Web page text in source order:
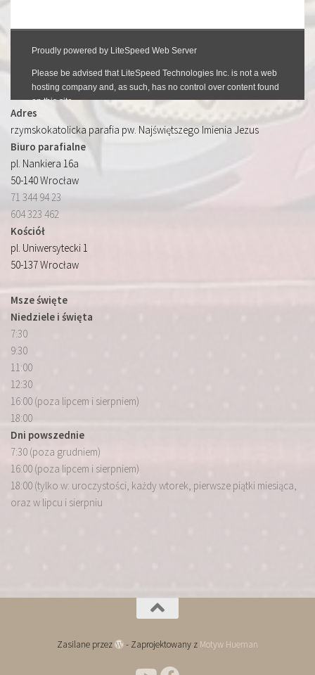
Adres
rzymskokatolicka parafia pw. Najświętszego Imienia Jezus
Biuro parafialne
pl. Nankiera 16a
50-140 Wrocław
71 344 94 23
604 323 462
Kościół
pl. Uniwersytecki 1
50-137 Wrocław
Msze święte
Niedziele i święta
7:30
9:30
11:00
12:30
16:00 (poza lipcem i sierpniem)
18:00
Dni powszednie
7:30 (poza grudniem)
16:00 (poza lipcem i sierpniem)
18:00 (tylko w: uroczystości, każdy wtorek, pierwsze piątki miesiąca,
oraz w lipcu i sierpniu
Zasilane przez - Zaprojektowany z Motyw Hueman